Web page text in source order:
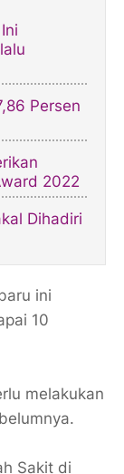
Persen
2022
Dihadiri
ini
10
melakukan
Sakit di